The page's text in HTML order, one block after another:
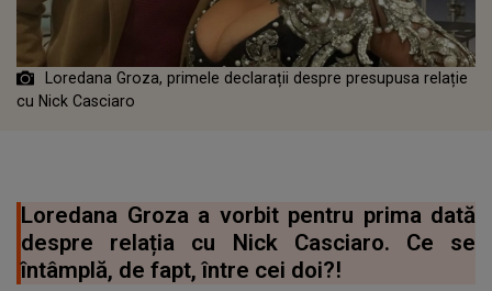
Loredana Groza, primele declarații despre presupusa relație
cu Nick Casciaro
Loredana Groza a vorbit pentru prima dată
despre relația cu Nick Casciaro. Ce se
întâmplă, de fapt, între cei doi?!